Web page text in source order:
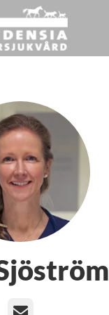
E-post